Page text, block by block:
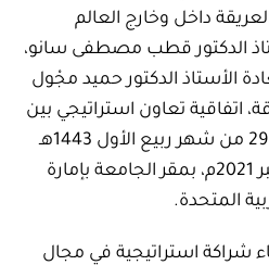
داخل وخارج العالم
الدكتور قطب مصطفى سانو،
الأستاذ الدكتور حميد مجْول
اتفاقية تعاون استراتيجي بين
المؤسستين يوم الخميس 29 من شهر ربيع الأول 1443هـ
الموافق 04 من شهر نوفمبر 2021م، بمقر الجامعة بإمارة
المتحدة.
شراكة استراتيجية في مجال